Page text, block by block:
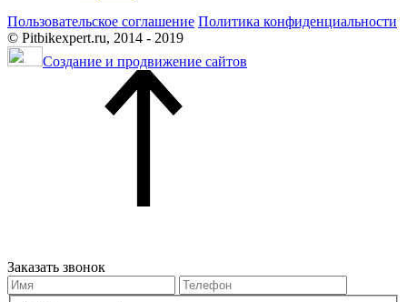
Пользовательское соглашение Политика конфиденциальности
© Pitbikexpert.ru, 2014 - 2019
Создание и продвижение сайтов
Заказать звонок